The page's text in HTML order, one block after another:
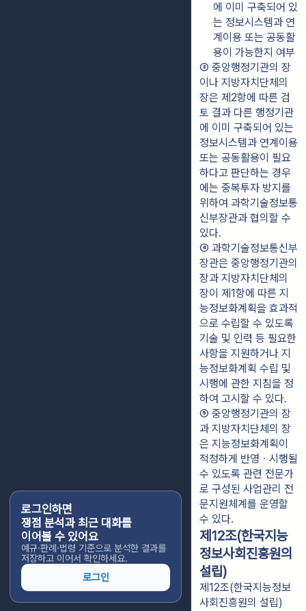
로그인하면
쟁점 분석과 최근 대화를
이어볼 수 있어요
예규·판례·법령 기준으로 분석한 결과를
저장하고 이어서 확인하세요.
로그인
에 이미 구축되어 있
는 정보시스템과 연
계이용 또는 공동활
용이 가능한지 여부
③ 중앙행정기관의 장
이나 지방자치단체의
장은 제2항에 따른 검
토 결과 다른 행정기관
에 이미 구축되어 있는
정보시스템과 연계이용
또는 공동활용이 필요
하다고 판단하는 경우
에는 중복투자 방지를
위하여 과학기술정보통
신부장관과 협의할 수
있다.
④ 과학기술정보통신부
장관은 중앙행정기관의
장과 지방자치단체의
장이 제1항에 따른 지
능정보화계획을 효과적
으로 수립할 수 있도록
기술 및 인력 등 필요한
사항을 지원하거나 지
능정보화계획 수립 및
시행에 관한 지침을 정
하여 고시할 수 있다.
⑤ 중앙행정기관의 장
과 지방자치단체의 장
은 지능정보화계획이
적정하게 반영ㆍ시행될
수 있도록 관련 전문가
로 구성된 사업관리 전
문지원체계를 운영할
수 있다.
제12조(한국지능
정보사회진흥원의
설립)
제12조(한국지능정보
사회진흥원의 설립)